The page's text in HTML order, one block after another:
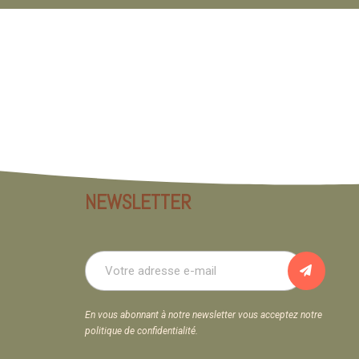
NEWSLETTER
En vous abonnant à notre newsletter vous acceptez notre
politique de confidentialité.